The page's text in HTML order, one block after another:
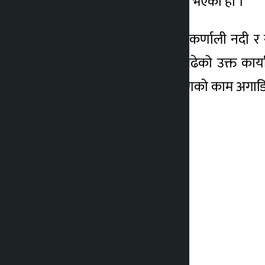
त्यस्तै हुम्लाको सलीसल्लाको कर्णाली
लागि ठेक्का प्रक्रिया अगाडि बढेको उक्त
खोलामा चाँडै पक्की पुल निर्माणको काम